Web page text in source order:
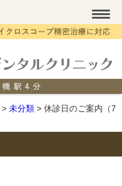
> 未分類 > 休診日のご案内（7